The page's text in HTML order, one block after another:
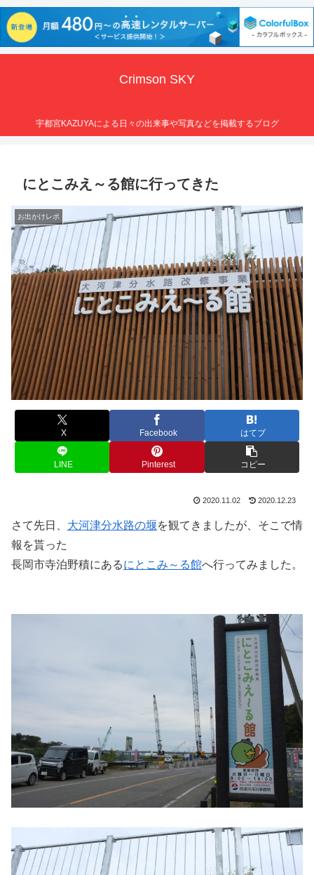
Crimson SKY
宇都宮KAZUYAによる日々の出来事や写真などを掲載するブログ
にとこみえ～る館に行ってきた
お出かけレポ
X Facebook はてブ
LINE Pinterest コピー
2020.11.02 2020.12.23
さて先日、 大河津分水路の堰を観てきましたが、そこで情
報を貰った
長岡市寺泊野積にあるにとこみ～る館へ行ってみました。